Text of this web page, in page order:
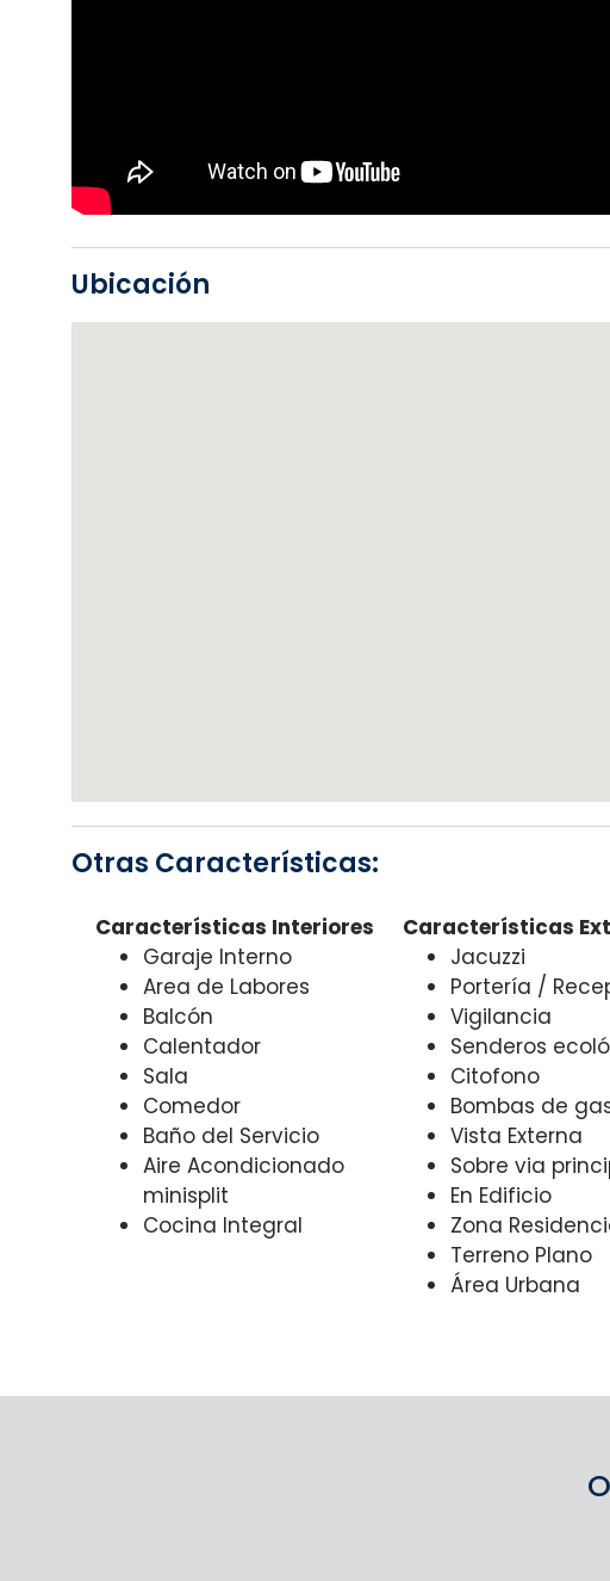
Ubicación
Otras Características:
Características Interiores
Garaje Interno
Area de Labores
Balcón
Calentador
Sala
Comedor
Baño del Servicio
Aire Acondicionado
minisplit
Cocina Integral
Características
Jacuzzi
Portería /
Vigilancia
Senderos
Citofono
Bombas de
Vista Externa
Sobre via
En Edificio
Zona
Terreno Plano
Área Urbana